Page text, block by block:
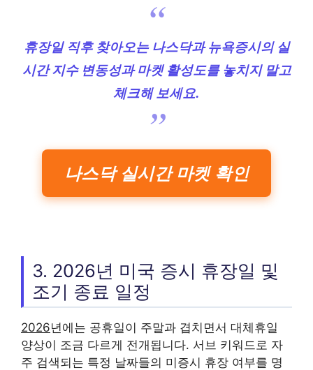
휴장일 직후 찾아오는 나스닥과 뉴욕증시의 실
시간 지수 변동성과 마켓 활성도를 놓치지 말고
체크해 보세요.
나스닥 실시간 마켓 확인
3. 2026년 미국 증시 휴장일 및
조기 종료 일정
2026년에는 공휴일이 주말과 겹치면서 대체휴일
양상이 조금 다르게 전개됩니다. 서브 키워드로 자
주 검색되는 특정 날짜들의 미증시 휴장 여부를 명